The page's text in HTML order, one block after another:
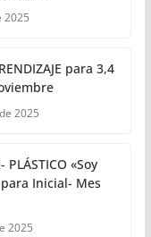
2025
para 3,4
2025
PLÁSTICO «Soy
Inicial- Mes
2025